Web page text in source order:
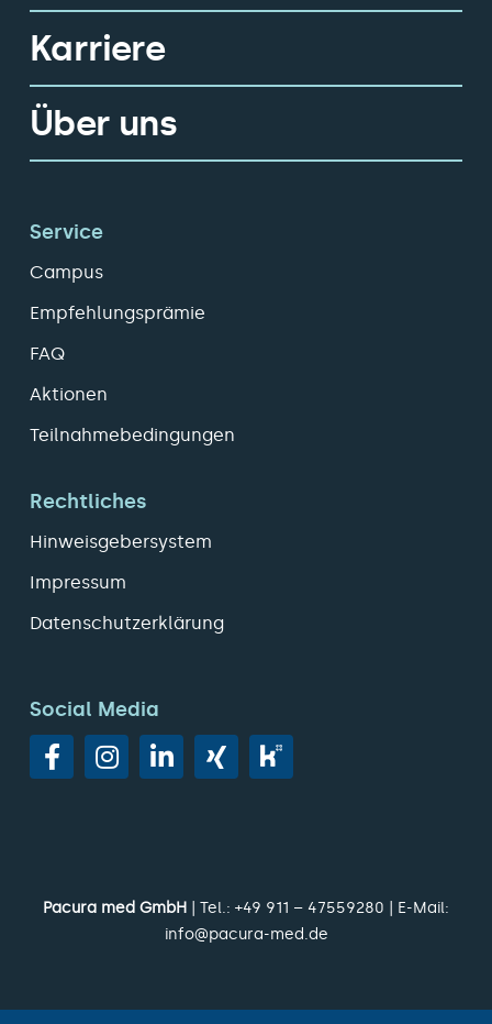
Karriere
Über uns
Service
Campus
Empfehlungsprämie
FAQ
Aktionen
Teilnahmebedingungen
Rechtliches
Hinweisgebersystem
Impressum
Datenschutzerklärung
Social Media
Pacura med GmbH | Tel.: +49 911 – 47559280 | E-Mail:
info@pacura-med.de